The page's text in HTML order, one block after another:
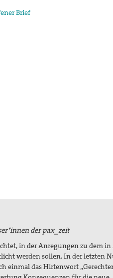
Brief
der pax_zeit
in der Anregungen zu dem
werden sollen. In der letzten
einmal das Hirtenwort